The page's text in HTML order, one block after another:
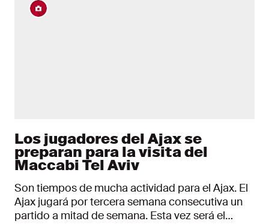
Los jugadores del Ajax se
preparan para la visita del
Maccabi Tel Aviv
Son tiempos de mucha actividad para el Ajax. El
Ajax jugará por tercera semana consecutiva un
partido a mitad de semana. Esta vez será el